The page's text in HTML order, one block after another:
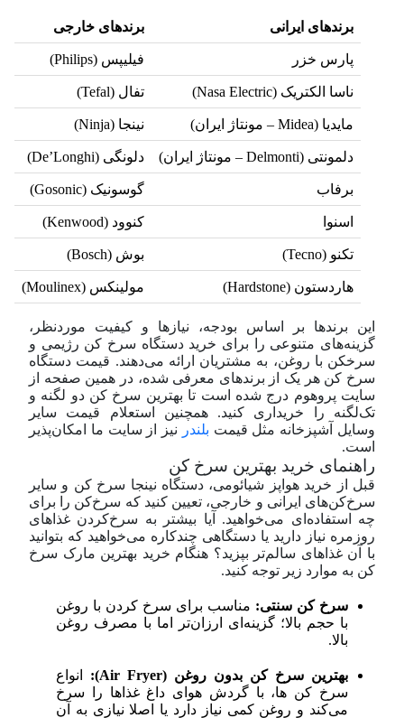
برندهای ایرانی برندهای خارجی
پارس خزر فیلیپس (Philips)
ناسا الکتریک (Nasa Electric) تفال (Tefal)
مایدیا (Midea – مونتاژ ایران) نینجا (Ninja)
دلمونتی (Delmonti – مونتاژ ایران) دلونگی (De’Longhi)
برفاب گوسونیک (Gosonic)
اسنوا کنوود (Kenwood)
تکنو (Tecno) بوش (Bosch)
هاردستون (Hardstone) مولینکس (Moulinex)
این برندها بر اساس بودجه، نیازها و کیفیت موردنظر،
گزینه‌های متنوعی را برای خرید دستگاه سرخ کن رژیمی و
سرخکن با روغن، به مشتریان ارائه می‌دهند. قیمت دستگاه
سرخ کن هر یک از برندهای معرفی شده، در همین صفحه از
سایت پروهوم درج شده است تا بهترین سرخ کن دو لگنه و
تک‌لگنه را خریداری کنید. همچنین استعلام قیمت سایر
وسایل آشپزخانه مثل قیمت بلندر
نیز از سایت ما امکان‌پذیر
است.
راهنمای خرید بهترین سرخ کن
قبل از خرید هواپز شیائومی، دستگاه نینجا سرخ کن و سایر
سرخ‌کن‌های ایرانی و خارجی، تعیین کنید که سرخ‌کن را برای
چه استفاده‌ای می‌خواهید. آیا بیشتر به سرخ‌کردن غذاهای
روزمره نیاز دارید یا دستگاهی چندکاره می‌خواهید که بتوانید
با آن غذاهای سالم‌تر بپزید؟ هنگام خرید بهترین مارک سرخ
کن به موارد زیر توجه کنید.
سرخ کن سنتی: مناسب برای سرخ کردن با روغن
با حجم بالا؛ گزینه‌ای ارزان‌تر اما با مصرف روغن
بالا.
بهترین سرخ کن بدون روغن (Air Fryer):
انواع
سرخ کن ها، با گردش هوای داغ غذاها را سرخ
می‌کند و روغن کمی نیاز دارد یا اصلا نیازی به آن